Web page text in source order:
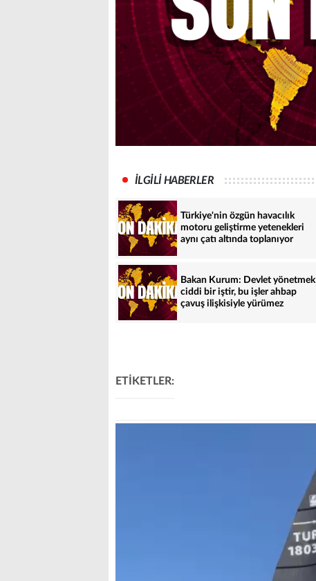
İLGİLİ HABERLER
Türkiye'nin özgün havacılık
motoru geliştirme yetenekleri
aynı çatı altında toplanıyor
Bakan Kurum: Devlet yönetmek
ciddi bir iştir, bu işler ahbap
çavuş ilişkisiyle yürümez
ETİKETLER: